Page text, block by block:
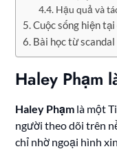
Hậu quả và
Cuộc sống hiện
Bài học từ
Haley Phạm
Haley Phạm là một
người theo dõi trên
chỉ nhờ ngoại hình